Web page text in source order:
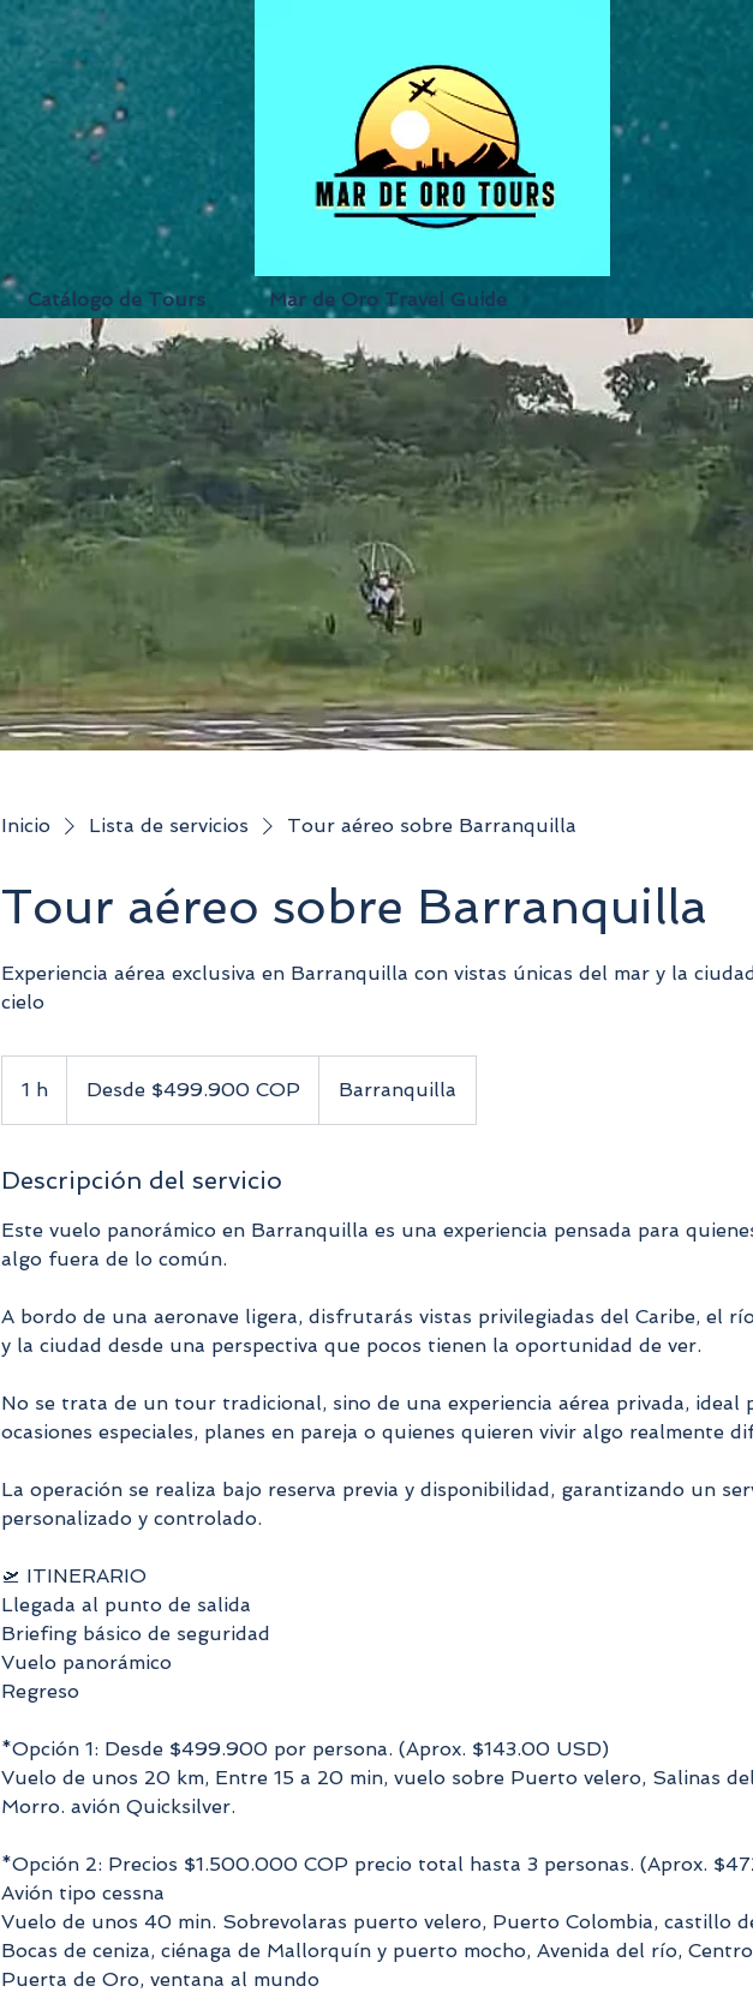
Catálogo de Tours Mar de Oro Travel Guide
Inicio Lista de servicios Tour aéreo sobre Barranquilla
Tour aéreo sobre Barranquilla
Experiencia aérea exclusiva en Barranquilla con vistas únicas del mar y la
cielo
1 h
COPDesde $499.900 COP Barranquilla
Descripción del servicio
Este vuelo panorámico en Barranquilla es una experiencia pensada para
algo fuera de lo común.
A bordo de una aeronave ligera, disfrutarás vistas privilegiadas del Caribe, el
y la ciudad desde una perspectiva que pocos tienen la oportunidad de ver.
No se trata de un tour tradicional, sino de una experiencia aérea privada, ideal
ocasiones especiales, planes en pareja o quienes quieren vivir algo realmente
La operación se realiza bajo reserva previa y disponibilidad, garantizando un
personalizado y controlado.
🛫 ITINERARIO
Llegada al punto de salida
Briefing básico de seguridad
Vuelo panorámico
Regreso
*Opción 1: Desde $499.900 por persona. (Aprox. $143.00 USD)
Vuelo de unos 20 km, Entre 15 a 20 min, vuelo sobre Puerto velero, Salinas
Morro. avión Quicksilver.
*Opción 2: Precios $1.500.000 COP precio total hasta 3 personas. (Aprox.
Avión tipo cessna
Vuelo de unos 40 min. Sobrevolaras puerto velero, Puerto Colombia, castillo
Bocas de ceniza, ciénaga de Mallorquín y puerto mocho, Avenida del río,
Puerta de Oro, ventana al mundo